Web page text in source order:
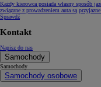
Każdy kierowca posiada własny sposób
związane z prowadzeniem auta są
Sprawdź
Kontakt
Napisz do nas
Samochody
Samochody
Samochody osobowe